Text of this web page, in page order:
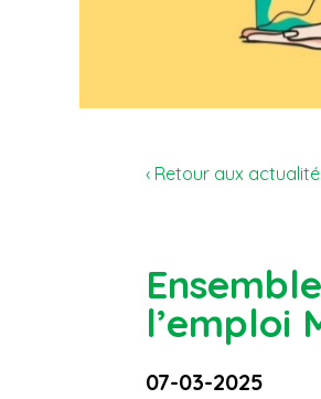
‹ Retour aux
l’emploi
07-03-2025